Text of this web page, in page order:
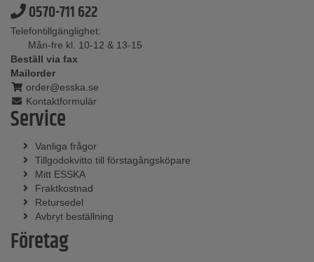
0570-711 622
Telefontillgänglighet:
Mån-fre kl. 10-12 & 13-15
Beställ via fax
Mailorder
order@esska.se
Kontaktformulär
Service
Vanliga frågor
Tillgodokvitto till förstagångsköpare
Mitt ESSKA
Fraktkostnad
Retursedel
Avbryt beställning
Företag